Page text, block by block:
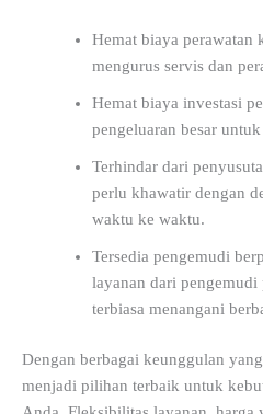
Hemat biaya perawatan
mengurus servis dan
Hemat biaya investasi
pengeluaran besar
Terhindar dari
perlu khawatir dengan
waktu ke waktu.
Tersedia pengemudi
layanan dari
terbiasa menangani
Dengan berbagai keunggulan
menjadi pilihan terbaik untuk